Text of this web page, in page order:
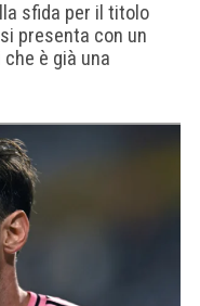
sfida per il titolo
presenta con un
è già una